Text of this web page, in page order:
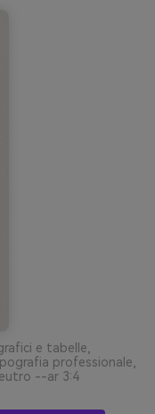
e tabelle,
professionale,
--ar 3:4